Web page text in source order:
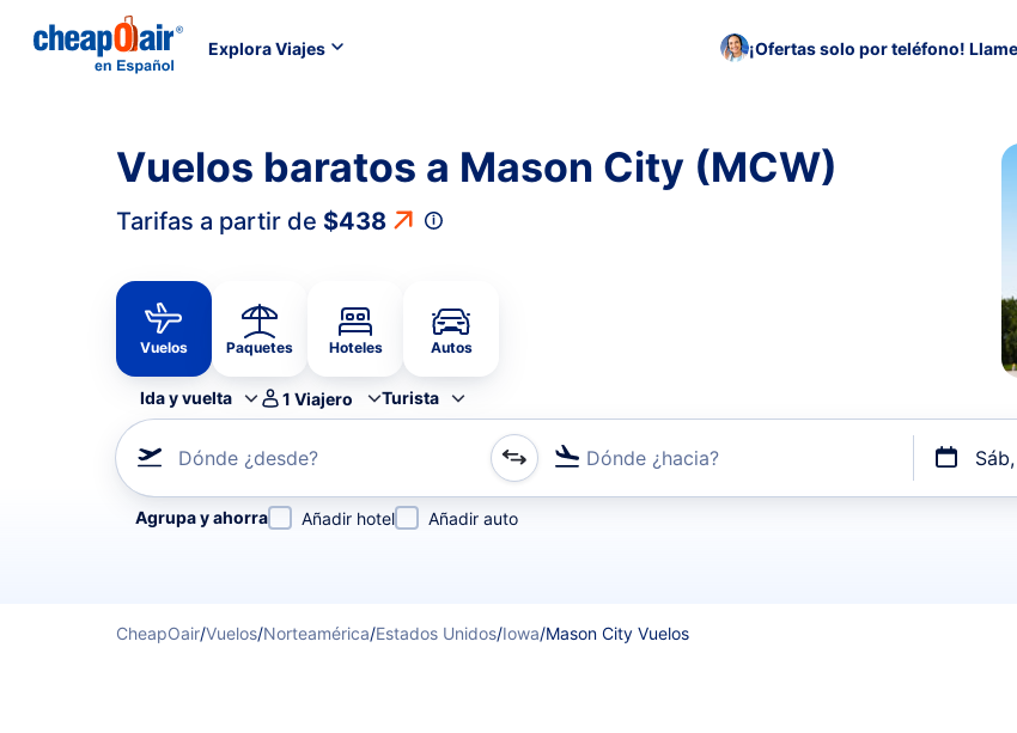
Explora Viajes ¡Ofertas solo por teléfono!
Vuelos baratos a Mason City (MCW)
Tarifas a partir de $438
Vuelos Paquetes Hoteles Autos
Ida y vuelta 1 Viajero Turista
Dónde ¿desde? Dónde ¿hacia?
Refina tu búsqueda por aerolínea, por ciudad o aeropuerto o por vuelos directos
Agrupa y ahorra Añadir hotel Añadir auto
CheapOair/Vuelos/Norteamérica/Estados Unidos/Iowa/Mason City Vuelos